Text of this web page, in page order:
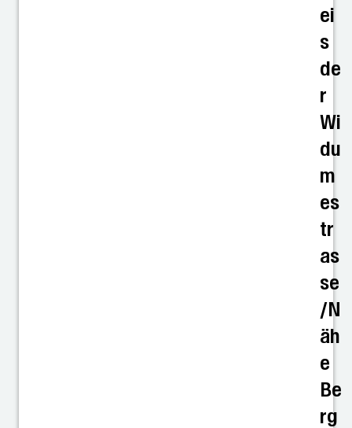
ei
s
de
r
Wi
du
m
es
tr
as
se
/N
äh
e
Be
rg